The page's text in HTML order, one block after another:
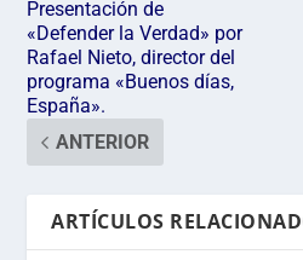
Presentación de
«Defender la Verdad» por
Rafael Nieto, director del
programa «Buenos días,
España».
ANTERIOR
ARTÍCULOS